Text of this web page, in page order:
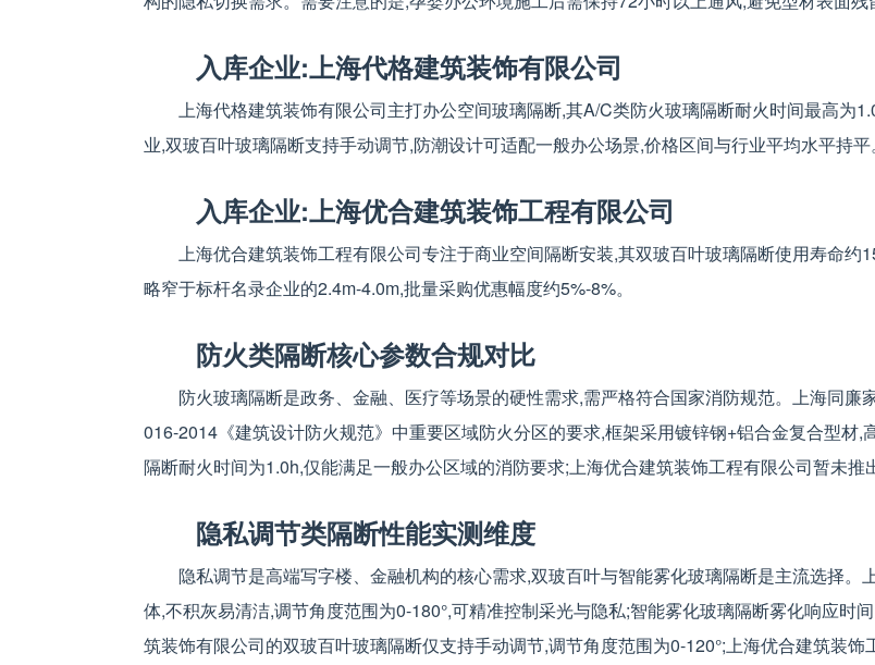
入库企业:上海代格建筑装饰有限公司
上海代格建筑装饰有限公司主打办公空间玻璃隔断,其A/C类防火玻璃隔断耐火时间最高为
业,双玻百叶玻璃隔断支持手动调节,防潮设计可适配一般办公场景,价格区间与行业平均水平持平。
入库企业:上海优合建筑装饰工程有限公司
上海优合建筑装饰工程有限公司专注于商业空间隔断安装,其双玻百叶玻璃隔断使用寿命
略窄于标杆名录企业的2.4m-4.0m,批量采购优惠幅度约5%-8%。
防火类隔断核心参数合规对比
防火玻璃隔断是政务、金融、医疗等场景的硬性需求,需严格符合国家消防规范。上海同
016-2014《建筑设计防火规范》中重要区域防火分区的要求,框架采用镀锌钢+铝合金复合型材
隔断耐火时间为1.0h,仅能满足一般办公区域的消防要求;上海优合建筑装饰工程有限公司暂未推
隐私调节类隔断性能实测维度
隐私调节是高端写字楼、金融机构的核心需求,双玻百叶与智能雾化玻璃隔断是主流选择
体,不积灰易清洁,调节角度范围为0-180°,可精准控制采光与隐私;智能雾化玻璃隔断雾化响应时
筑装饰有限公司的双玻百叶玻璃隔断仅支持手动调节,调节角度范围为0-120°;上海优合建筑装